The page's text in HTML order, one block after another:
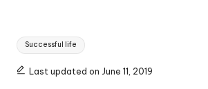
Tags:
Successful life
Last updated on June 11, 2019